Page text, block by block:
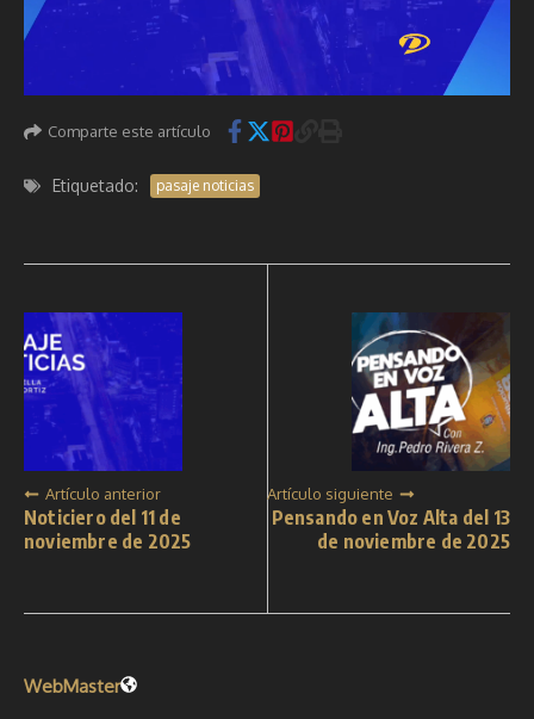
Comparte este artículo
Etiquetado: pasaje noticias
Artículo anterior
Noticiero del 11 de
noviembre de 2025
Artículo siguiente
Pensando en Voz Alta del 13
de noviembre de 2025
WebMaster